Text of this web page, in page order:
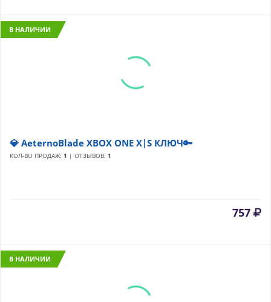
В НАЛИЧИИ
💎 AeternoBlade XBOX ONE X|S КЛЮЧ🔑
КОЛ-ВО ПРОДАЖ: 1 | ОТЗЫВОВ: 1
757
В НАЛИЧИИ